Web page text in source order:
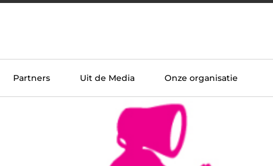
Partners Uit de Media Onze organisatie